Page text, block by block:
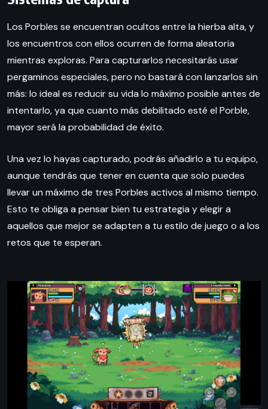
Los Porbles se encuentran ocultos entre la hierba alta, y
los encuentros con ellos ocurren de forma aleatoria
mientras exploras. Para capturarlos necesitarás usar
pergaminos especiales, pero no bastará con lanzarlos sin
más: lo ideal es reducir su vida lo máximo posible antes de
intentarlo, ya que cuanto más debilitado esté el Porble,
mayor será la probabilidad de éxito.
Una vez lo hayas capturado, podrás añadirlo a tu equipo,
aunque tendrás que tener en cuenta que solo puedes
llevar un máximo de tres Porbles activos al mismo tiempo.
Esto te obliga a pensar bien tu estrategia y elegir a
aquellos que mejor se adapten a tu estilo de juego o a los
retos que te esperan.